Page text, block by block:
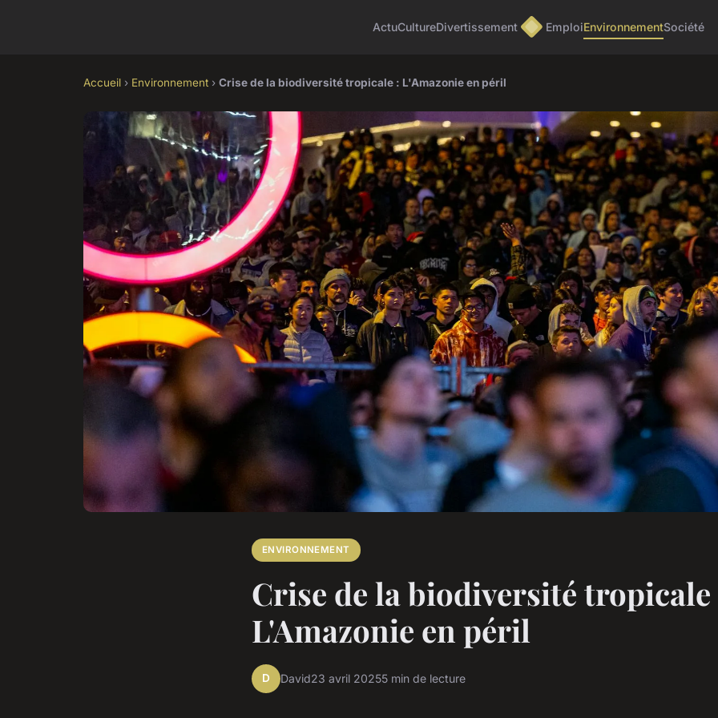
ActuCultureDivertissement EmploiEnvironnementSociété
Accueil › Environnement › Crise de la biodiversité tropicale : L'Amazonie en péril
ENVIRONNEMENT
Crise de la biodiversité tropicale
L'Amazonie en péril
D David23 avril 20255 min de lecture